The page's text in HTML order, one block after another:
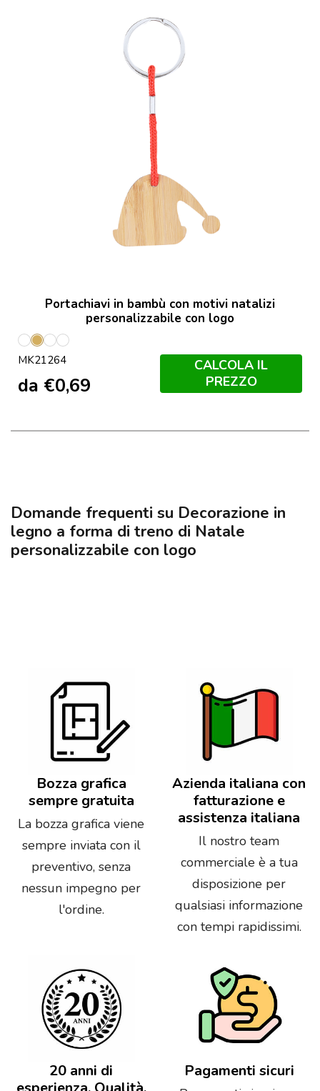
Portachiavi in bambù con motivi natalizi
personalizzabile con logo
RenoCalcetin
EixoGorra
MK21264
da €0,69
CALCOLA IL
PREZZO
Domande frequenti su Decorazione in
legno a forma di treno di Natale
personalizzabile con logo
Bozza grafica
sempre gratuita
La bozza grafica viene
sempre inviata con il
preventivo, senza
nessun impegno per
l'ordine.
Azienda italiana con
fatturazione e
assistenza italiana
Il nostro team
commerciale è a tua
disposizione per
qualsiasi informazione
con tempi rapidissimi.
20 anni di
Pagamenti sicuri